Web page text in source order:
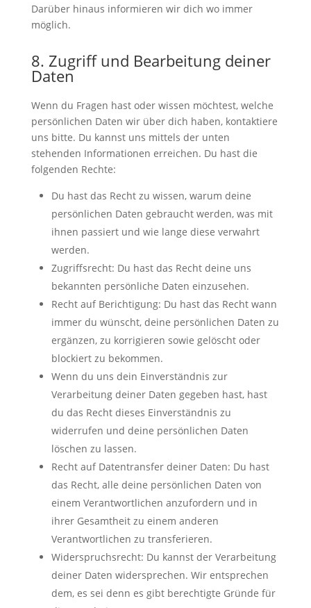
Darüber hinaus informieren wir dich wo immer
möglich.
8. Zugriff und Bearbeitung deiner
Daten
Wenn du Fragen hast oder wissen möchtest, welche
persönlichen Daten wir über dich haben, kontaktiere
uns bitte. Du kannst uns mittels der unten
stehenden Informationen erreichen. Du hast die
folgenden Rechte:
Du hast das Recht zu wissen, warum deine
persönlichen Daten gebraucht werden, was mit
ihnen passiert und wie lange diese verwahrt
werden.
Zugriffsrecht: Du hast das Recht deine uns
bekannten persönliche Daten einzusehen.
Recht auf Berichtigung: Du hast das Recht wann
immer du wünscht, deine persönlichen Daten zu
ergänzen, zu korrigieren sowie gelöscht oder
blockiert zu bekommen.
Wenn du uns dein Einverständnis zur
Verarbeitung deiner Daten gegeben hast, hast
du das Recht dieses Einverständnis zu
widerrufen und deine persönlichen Daten
löschen zu lassen.
Recht auf Datentransfer deiner Daten: Du hast
das Recht, alle deine persönlichen Daten von
einem Verantwortlichen anzufordern und in
ihrer Gesamtheit zu einem anderen
Verantwortlichen zu transferieren.
Widerspruchsrecht: Du kannst der Verarbeitung
deiner Daten widersprechen. Wir entsprechen
dem, es sei denn es gibt berechtigte Gründe für